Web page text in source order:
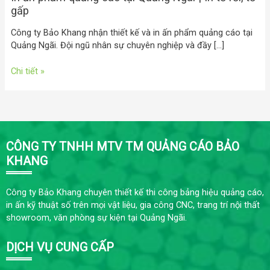
gấp
Công ty Bảo Khang nhận thiết kế và in ấn phẩm quảng cáo tại
Quảng Ngãi. Đội ngũ nhân sự chuyên nghiệp và đầy […]
Chi tiết »
CÔNG TY TNHH MTV TM QUẢNG CÁO BẢO
KHANG
Công ty Bảo Khang chuyên thiết kế thi công bảng hiệu quảng cáo,
in ấn kỹ thuật số trên mọi vật liệu, gia công CNC, trang trí nội thất
showroom, văn phòng sự kiện tại Quảng Ngãi.
DỊCH VỤ CUNG CẤP